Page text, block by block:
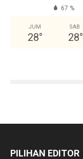
67 %
JUM
28°
SAB
28°
PILIHAN EDITOR